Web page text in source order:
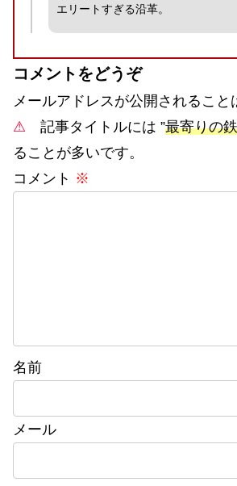
エリートすぎる沿革。
コメントをどうぞ
メールアドレスが公開されること
⚠ 記事タイトルには ”最寄りの
ることが多いです。
コメント ※
名前
メール